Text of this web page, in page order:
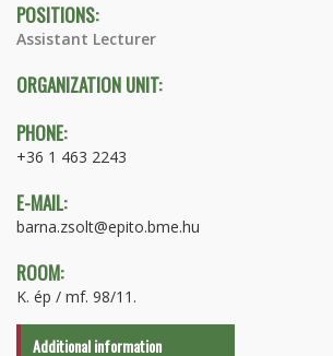
POSITIONS:
Assistant Lecturer
ORGANIZATION UNIT:
PHONE:
+36 1 463 2243
E-MAIL:
barna.zsolt@epito.bme.hu
ROOM:
K. ép / mf. 98/11.
Additional information